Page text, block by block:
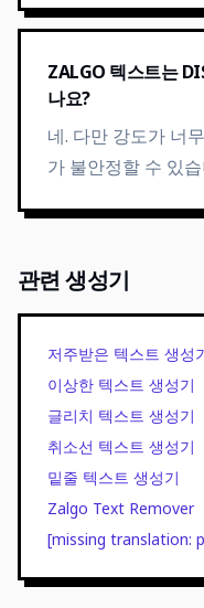
ZALGO 텍스트는
나요?
네. 다만 강도가 너
가 불안정할 수 있
관련 생성기
저주받은 텍스트 생성
이상한 텍스트 생성기
글리치 텍스트 생성기
취소선 텍스트 생성기
밑줄 텍스트 생성기
Zalgo Text Remover
[missing translation: